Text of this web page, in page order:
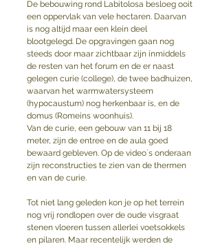
De bebouwing rond Labitolosa besloeg ooit
een oppervlak van vele hectaren. Daarvan
is nog altijd maar een klein deel
blootgelegd. De opgravingen gaan nog
steeds door maar zichtbaar zijn inmiddels
de resten van het forum en de er naast
gelegen curie (college), de twee badhuizen,
waarvan het warmwatersysteem
(hypocaustum) nog herkenbaar is, en de
domus (Romeins woonhuis).
Van de curie, een gebouw van 11 bij 18
meter, zijn de entree en de aula goed
bewaard gebleven. Op de video´s onderaan
zijn reconstructies te zien van de thermen
en van de curie.
Tot niet lang geleden kon je op het terrein
nog vrij rondlopen over de oude visgraat
stenen vloeren tussen allerlei voetsokkels
en pilaren. Maar recentelijk werden de